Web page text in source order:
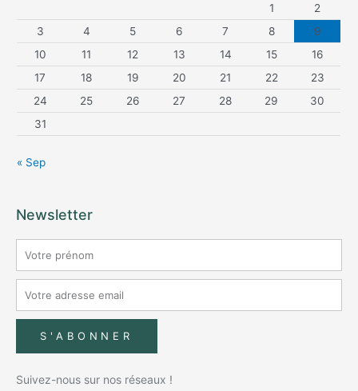
1
2
3
4 5 6 7 8
9
10
11 12 13 14 15
16
17
18 19 20 21 22
23
24
25 26 27 28 29
30
31
« Sep
Newsletter
S'ABONNER
Suivez-nous sur nos réseaux !